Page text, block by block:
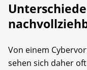
Von einem
sehen sich daher